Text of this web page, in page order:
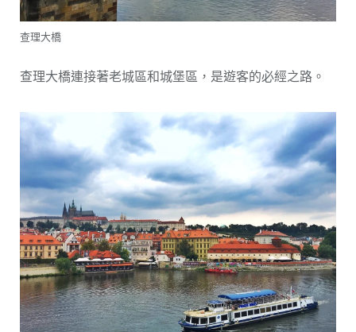
查理大橋
查理大橋連接著老城區和城堡區，是遊客的必經之路。